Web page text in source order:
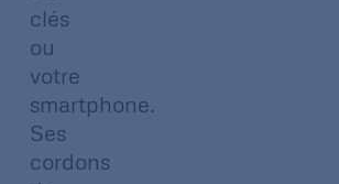
clés
ou
votre
smartphone.
Ses
cordons